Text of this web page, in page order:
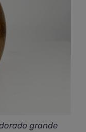
grande